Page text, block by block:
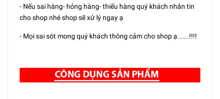
- Nếu sai hàng- hỏng hàng- thiếu hàng quý khách nhắn tin
cho shop nhé shop sẽ xử lý ngay ạ
- Mọi sai sót mong quý khách thông cảm cho shop ạ......!!!!